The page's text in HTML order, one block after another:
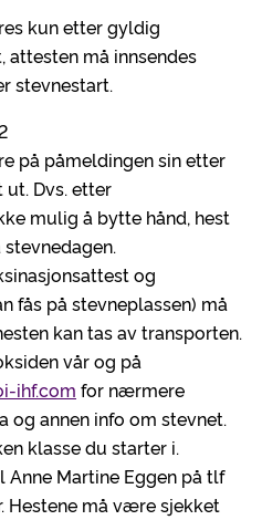
kun etter gyldig
må innsendes
stevnestart.
på påmeldingen sin etter
Dvs. etter
mulig å bytte hånd, hest
og
fås på stevneplassen) må
kan tas av transporten.
vår og på
ihf.com for nærmere
og annen info om stevnet.
klasse du starter i.
Anne Martine Eggen på tlf
Hestene må være sjekket